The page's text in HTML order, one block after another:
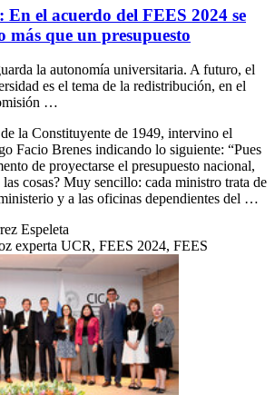
En el acuerdo del FEES 2024 se
más que un presupuesto
la autonomía universitaria. A futuro, el
es el tema de la redistribución, en el
…
la Constituyente de 1949, intervino el
Facio Brenes indicando lo siguiente: “Pues
de proyectarse el presupuesto nacional,
las cosas? Muy sencillo: cada ministro trata de
y a las oficinas dependientes del …
Espeleta
experta UCR, FEES 2024, FEES